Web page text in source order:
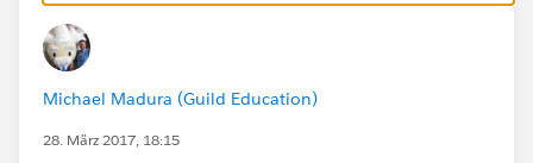
Also, never use "" for checking a blank picklist (not a
Michael Madura (Guild Education)
28. März 2017, 18:15